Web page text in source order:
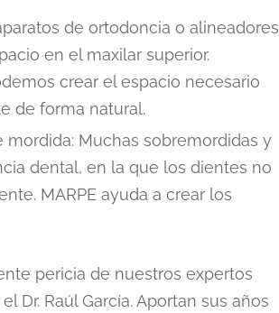
de ortodoncia o alineadores
en el maxilar superior.
crear el espacio necesario
de forma natural.
Muchas sobremordidas y
dental, en la que los dientes no
MARPE ayuda a crear los
pericia de nuestros expertos
Dr. Raúl García. Aportan sus años